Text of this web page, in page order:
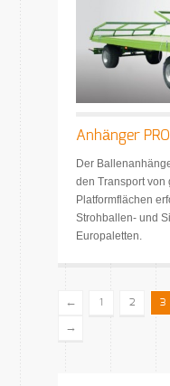
Anhänger
Der
den Transport von
Platformflächen
Strohballen- und
Europaletten.
← 1 2 3
→